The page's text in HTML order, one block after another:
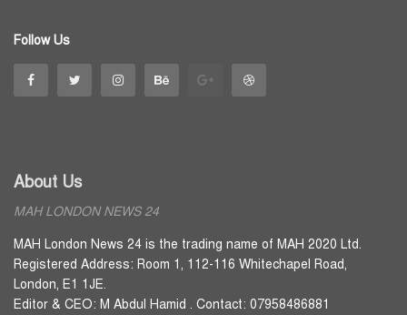
Follow Us
About Us
MAH LONDON NEWS 24
MAH London News 24 is the trading name of MAH 2020 Ltd.
Registered Address: Room 1, 112-116 Whitechapel Road,
London, E1 1JE.
Editor & CEO: M Abdul Hamid . Contact: 07958486881